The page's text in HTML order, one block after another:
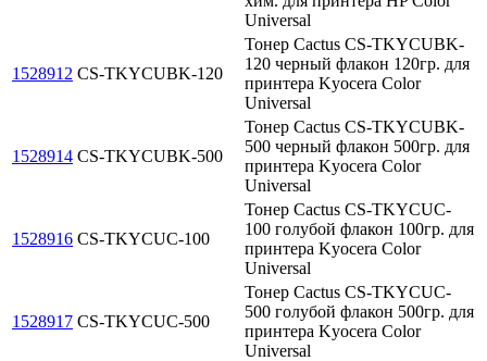
Universal
1528912 CS-TKYCUBK-120
Тонер Cactus CS-TKYCUBK-
120 черный флакон 120гр. для
принтера Kyocera Color
Universal
1528914 CS-TKYCUBK-500
Тонер Cactus CS-TKYCUBK-
500 черный флакон 500гр. для
принтера Kyocera Color
Universal
1528916 CS-TKYCUC-100
Тонер Cactus CS-TKYCUC-
100 голубой флакон 100гр. для
принтера Kyocera Color
Universal
1528917 CS-TKYCUC-500
Тонер Cactus CS-TKYCUC-
500 голубой флакон 500гр. для
принтера Kyocera Color
Universal